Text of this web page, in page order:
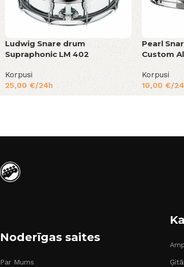
Ludwig Snare drum
Supraphonic LM 402
Korpusi
25,00 €/24h
Pearl
Custom
Korpusi
10,00 €/
Noderīgas saites
Par Mums